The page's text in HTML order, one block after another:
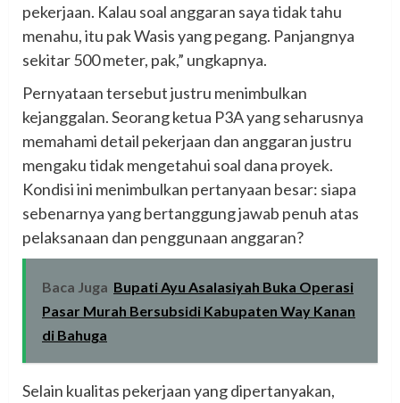
pekerjaan. Kalau soal anggaran saya tidak tahu
menahu, itu pak Wasis yang pegang. Panjangnya
sekitar 500 meter, pak,” ungkapnya.
‎Pernyataan tersebut justru menimbulkan
kejanggalan. Seorang ketua P3A yang seharusnya
memahami detail pekerjaan dan anggaran justru
mengaku tidak mengetahui soal dana proyek.
Kondisi ini menimbulkan pertanyaan besar: siapa
sebenarnya yang bertanggung jawab penuh atas
pelaksanaan dan penggunaan anggaran?
Baca Juga Bupati Ayu Asalasiyah Buka Operasi
Pasar Murah Bersubsidi Kabupaten Way Kanan
di Bahuga
‎Selain kualitas pekerjaan yang dipertanyakan,